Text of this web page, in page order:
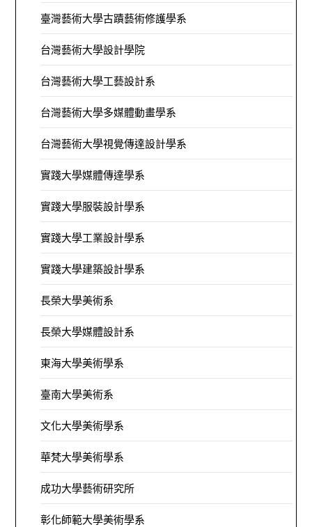
臺灣藝術大學古蹟藝術修護學系
台灣藝術大學設計學院
台灣藝術大學工藝設計系
台灣藝術大學多媒體動畫學系
台灣藝術大學視覺傳達設計學系
實踐大學媒體傳達學系
實踐大學服裝設計學系
實踐大學工業設計學系
實踐大學建築設計學系
長榮大學美術系
長榮大學媒體設計系
東海大學美術學系
臺南大學美術系
文化大學美術學系
華梵大學美術學系
成功大學藝術研究所
彰化師範大學美術學系